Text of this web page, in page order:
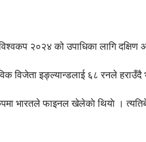
२०२४ को उपाधिका लागि दक्षिण
विजेता इङ्ल्यान्डलाई ६८ रनले
भारतले फाइनल खेलेकाे थियाे ।